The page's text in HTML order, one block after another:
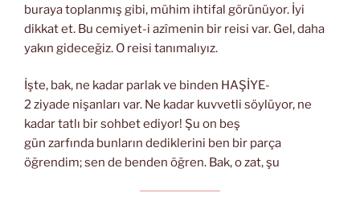
buraya toplanmış gibi, mühim ihtifal görünüyor. İyi
dikkat et. Bu cemiyet-i azîmenin bir reisi var. Gel, daha
yakın gideceğiz. O reisi tanımalıyız.
İşte, bak, ne kadar parlak ve binden HAŞİYE-
2 ziyade nişanları var. Ne kadar kuvvetli söylüyor, ne
kadar tatlı bir sohbet ediyor! Şu on beş
gün zarfında bunların dediklerini ben bir parça
öğrendim; sen de benden öğren. Bak, o zat, şu